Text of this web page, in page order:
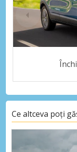
Ce altceva poți